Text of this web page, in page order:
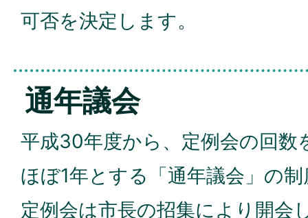
可否を決定します。
通年議会
平成30年度から、定例会の回数
ほぼ1年とする「通年議会」の
定例会は市長の招集により開会